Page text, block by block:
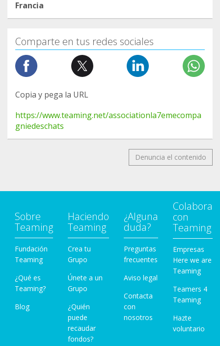
Francia
Comparte en tus redes sociales
Copia y pega la URL
https://www.teaming.net/associationla7emecompa
gniedeschats
Denuncia el contenido
Sobre
Teaming
Fundación
Teaming
¿Qué es
Teaming?
Blog
Haciendo
Teaming
Crea tu
Grupo
Únete a un
Grupo
¿Quién
puede
recaudar
fondos?
¿Alguna
duda?
Preguntas
frecuentes
Aviso legal
Contacta
con
nosotros
Colabora
con
Teaming
Empresas
Here we are
Teaming
Teamers 4
Teaming
Hazte
voluntario